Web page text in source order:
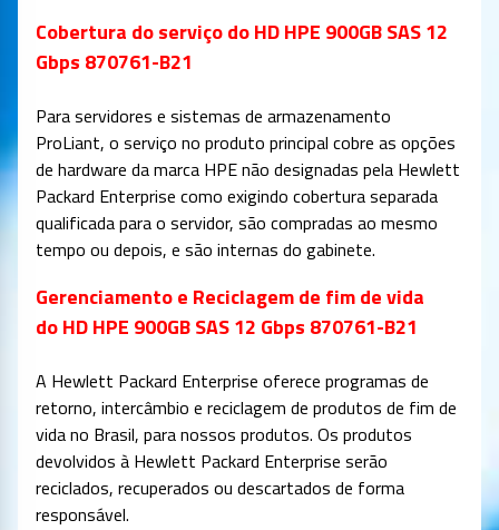
Cobertura do serviço do HD HPE 900GB SAS 12
Gbps 870761-B21
Para servidores e sistemas de armazenamento
ProLiant, o serviço no produto principal cobre as opções
de hardware da marca HPE não designadas pela Hewlett
Packard Enterprise como exigindo cobertura separada
qualificada para o servidor, são compradas ao mesmo
tempo ou depois, e são internas do gabinete.
Gerenciamento e Reciclagem de fim de vida
do HD HPE 900GB SAS 12 Gbps 870761-B21
A Hewlett Packard Enterprise oferece programas de
retorno, intercâmbio e reciclagem de produtos de fim de
vida no Brasil, para nossos produtos. Os produtos
devolvidos à Hewlett Packard Enterprise serão
reciclados, recuperados ou descartados de forma
responsável.